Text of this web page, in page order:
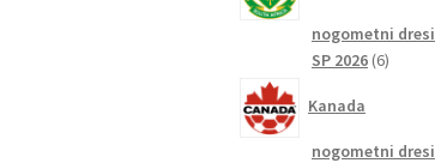
nogometni dresi
SP 2026 66
Kanada
nogometni dresi